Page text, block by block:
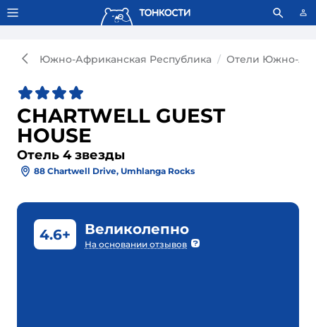
Тонкости используют сookie-файлы. Что это значит?
Южно-Африканская Республика Отели Южно-
CHARTWELL GUEST
HOUSE
Отель 4 звезды
88 Chartwell Drive, Umhlanga Rocks
4.6+ Великолепно
На основании отзывов